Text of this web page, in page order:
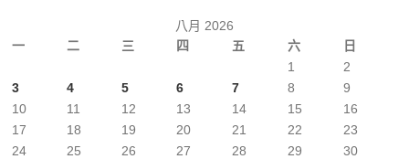
八月 2026
一
二 三 四 五 六 日
1
2
3
4 5 6 7 8
9
10
11 12 13 14 15
16
17
18 19 20 21 22
23
24
25 26 27 28 29
30